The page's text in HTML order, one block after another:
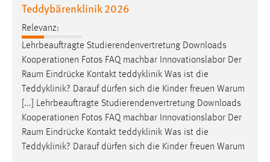
Teddybärenklinik 2026
Relevanz:
Lehrbeauftragte Studierendenvertretung Downloads
Kooperationen Fotos FAQ machbar Innovationslabor Der
Raum Eindrücke Kontakt teddyklinik Was ist die
Teddyklinik? Darauf dürfen sich die Kinder freuen Warum
[...] Lehrbeauftragte Studierendenvertretung Downloads
Kooperationen Fotos FAQ machbar Innovationslabor Der
Raum Eindrücke Kontakt teddyklinik Was ist die
Teddyklinik? Darauf dürfen sich die Kinder freuen Warum